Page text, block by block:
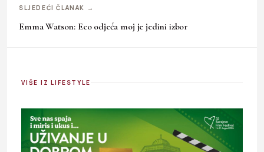
SLJEDEĆI ČLANAK →
Emma Watson: Eco odjeća moj je jedini izbor
VIŠE IZ LIFESTYLE